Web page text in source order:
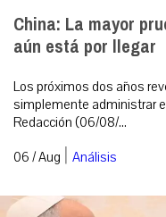
China: La mayor
aún está por llegar
Los próximos dos años
simplemente administrar
Redacción (06/08/...
06 / Aug | Análisis